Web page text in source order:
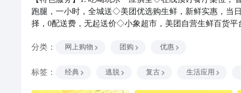
跑腿，一小时，全城送◇美团优选购生鲜，新鲜实惠，当
择，0配送费，无起送价◇小象超市，美团自营生鲜百货
搞定◇机票低价优质出行，全国汽车票在线预订更优惠◇
券，电影购票享超值更优惠◇热映影片团购订座，大片预
分类 ： 网上购物 团购 优惠
标签 ： 经典 逃脱 复古 生活应用